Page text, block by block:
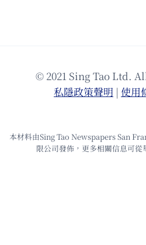
© 2021 Sing Tao Ltd.
私隱政策聲明 | 使⽤
本材料由Sing Tao Newspapers San
限公司發佈，更多相關信息可從